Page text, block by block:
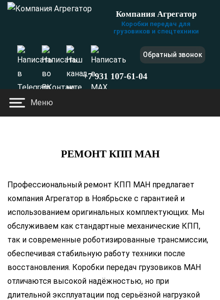
Компания Агрегатор
Коробки передач для
грузовиков и спецтехники
Обратный звонок
+7 931 107-61-04
Меню
РЕМОНТ КПП МАН
Профессиональный ремонт КПП МАН предлагает
компания Агрегатор в Ноябрьске с гарантией и
использованием оригинальных комплектующих. Мы
обслуживаем как стандартные механические КПП,
так и современные роботизированные трансмиссии,
обеспечивая стабильную работу техники после
восстановления. Коробки передач грузовиков МАН
отличаются высокой надёжностью, но при
длительной эксплуатации под серьёзной нагрузкой